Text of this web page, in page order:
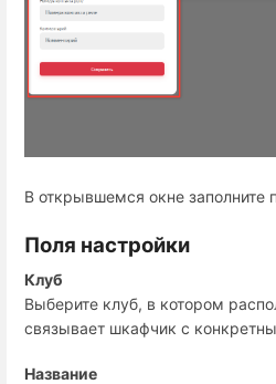
В открывшемся окне
Поля настройки
Клуб
Выберите клуб, в котором
связывает шкафчик с
Название